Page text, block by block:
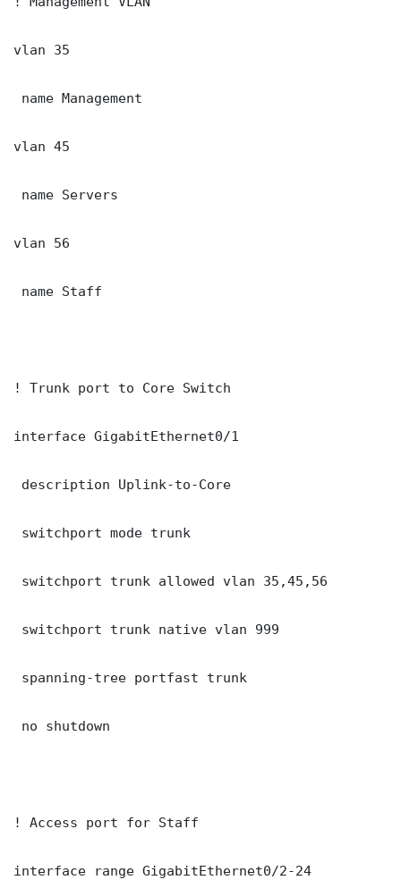
vlan 35
name Management
vlan 45
name Servers
vlan 56
name Staff
! Trunk port to Core Switch
interface GigabitEthernet0/1
description Uplink-to-Core
switchport mode trunk
switchport trunk allowed vlan 35,45,56
switchport trunk native vlan 999
spanning-tree portfast trunk
no shutdown
! Access port for Staff
interface range GigabitEthernet0/2-24